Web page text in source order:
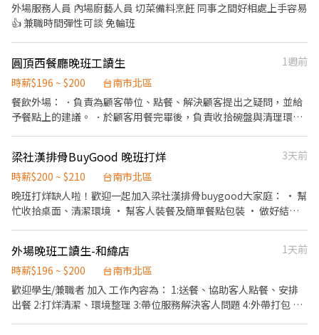
外場服務人員 內場廚藝人員 切菜備料烹飪 同事之間好相處上手容易
👍 兼職時間彈性可談 免輪班
圓頂西餐廳晚班工讀生
1週前
時薪$196 ~ $200
台南市北區
餐飲外場： ．負責為顧客帶位、點餐、解決顧客提出之疑問，並給
予餐點上的建議。 ．於顧客用餐完畢後，負責收拾碗盤與清理環
梁社漢排骨BuyGood 晚班打烊
3天前
時薪$200 ~ $210
台南市北區
晚班打烊缺人啦！歡迎一起加入梁社漢排骨buygood大家庭： • 幫
忙收拾桌面、清潔環境 • 幫客人裝餐及簡單餐點包裝 • 做好結束
相幫助 沒經驗也不用擔心，我們會一步步教你，快來嘗試看看吧！
外場晚班工讀生-和緯店
1天前
時薪$196 ~ $200
台南市北區
歡迎學生/兼職者 加入 工作內容為： 1:送餐、協助客人點餐、安排
出餐 2:打烊清潔、環境整理 3:帶位服務解決客人問題 4:外帶打包 福